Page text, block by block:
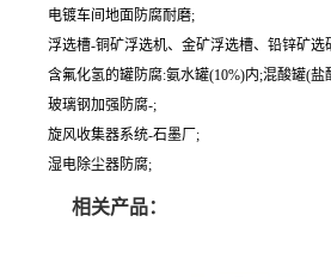
电镀车间地面防腐耐磨;
浮选槽-铜矿浮选机、金矿浮选槽、铅锌矿
含氟化氢的罐防腐:氨水罐(10%)内;混酸罐(盐
玻璃钢加强防腐-;
旋风收集器系统-石墨厂;
湿电除尘器防腐;
相关产品：